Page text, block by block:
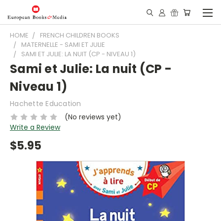
HOME
FRENCH CHILDREN BOOKS
MATERNELLE - SAMI ET JULIE
SAMI ET JULIE: LA NUIT (CP - NIVEAU 1)
Sami et Julie: La nuit (CP -
Niveau 1)
Hachette Education
(No reviews yet)
Write a Review
$5.95